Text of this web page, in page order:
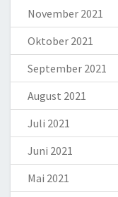
November 2021
Oktober 2021
September 2021
August 2021
Juli 2021
Juni 2021
Mai 2021